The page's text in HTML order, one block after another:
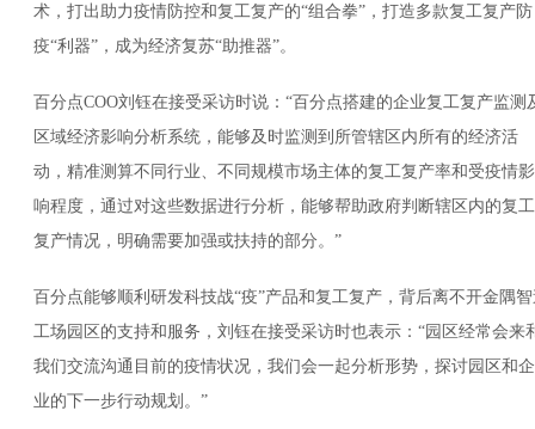
术，打出助力疫情防控和复工复产的“组合拳”，打造多款复工复产防
疫“利器”，成为经济复苏“助推器”。
百分点COO刘钰在接受采访时说：“百分点搭建的企业复工复产监测
区域经济影响分析系统，能够及时监测到所管辖区内所有的经济活
动，精准测算不同行业、不同规模市场主体的复工复产率和受疫情影
响程度，通过对这些数据进行分析，能够帮助政府判断辖区内的复工
复产情况，明确需要加强或扶持的部分。”
百分点能够顺利研发科技战“疫”产品和复工复产，背后离不开金隅
工场园区的支持和服务，刘钰在接受采访时也表示：“园区经常会来
我们交流沟通目前的疫情状况，我们会一起分析形势，探讨园区和企
业的下一步行动规划。”